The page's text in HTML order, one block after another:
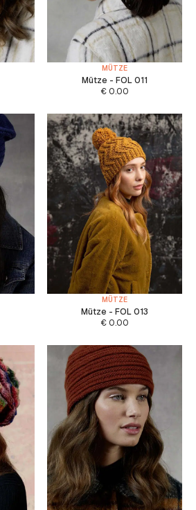
MÜTZE
Mütze - FOL 011
€ 0.00
MÜTZE
Mütze - FOL 013
€ 0.00